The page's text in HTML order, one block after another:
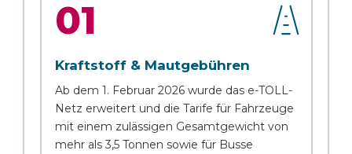
01
Kraftstoff & Mautgebühren
Ab dem 1. Februar 2026 wurde das e-TOLL-
Netz erweitert und die Tarife für Fahrzeuge
mit einem zulässigen Gesamtgewicht von
mehr als 3,5 Tonnen sowie für Busse